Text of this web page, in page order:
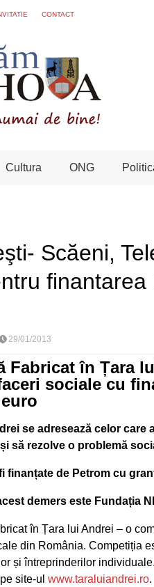
CONTACT
Cultura ONG
Scăeni,
29/01/2013
Fabricat în Țara
sociale cu
se adresează celor care
să rezolve o problemă
finanțate de Petrom cu
demers este Fundația
în Țara lui Andrei – o
din România. Competiția
și întreprinderilor
site-ul www.taraluiandrei.ro.